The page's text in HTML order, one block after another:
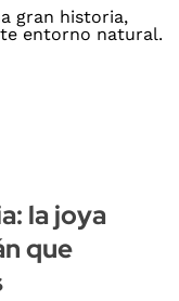
la joya
que